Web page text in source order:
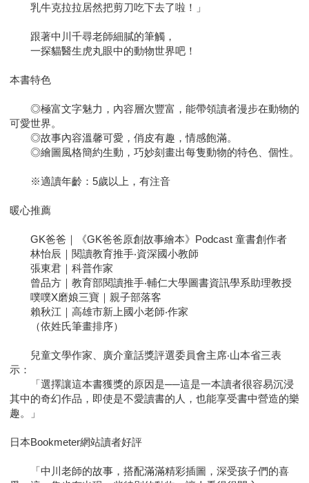
乳牛克拉拉居然把剪刀吃下去了啦！」
跟著中川千尋老師細膩的筆觸，
一探貓醫生虎丸眼中的動物世界吧！
本書特色
◎極富文字魅力，內容層次豐富，能帶領讀者漫步在動物的
可愛世界。
◎故事內容溫馨可愛，俏皮有趣，情感飽滿。
◎繪圖風格簡約生動，巧妙刻畫出每隻動物的特色、個性。
※適讀年齡：5歲以上，有注音
暖心推薦
GK爸爸｜《GK爸爸原創故事繪本》Podcast 童書創作者
林怡辰｜閱讀教育推手‧資深國小教師
張東君｜科普作家
曾品方｜教育部閱讀推手‧輔仁大學圖書資訊學系助理教授
噗噗X磨娘三寶｜親子部落客
賴秋江｜高雄市新上國小老師‧作家
（依姓氏筆畫排序）
兒童文學作家、廣介童話獎評選委員會主席‧山本省三表
示：
「選擇讓這本書獲獎的原因是──這是一本讀者很容易沉浸
其中的奇幻作品，即使是不愛讀書的人，也能享受書中營造的樂
趣。」
日本Bookmeter網站讀者好評
「中川老師的故事，搭配滿滿精彩插圖，深受孩子們的喜